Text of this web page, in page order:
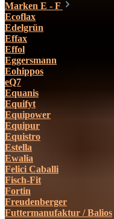
Marken E - F
Ecoflax
Edelgrün
Effax
Effol
Eggersmann
Eohippos
eQ7
Equanis
Equifyt
Equipower
Equipur
Equistro
Estella
Ewalia
Felici Caballi
Fisch-Fit
Fortin
Freudenberger
Futtermanufaktur / Balios